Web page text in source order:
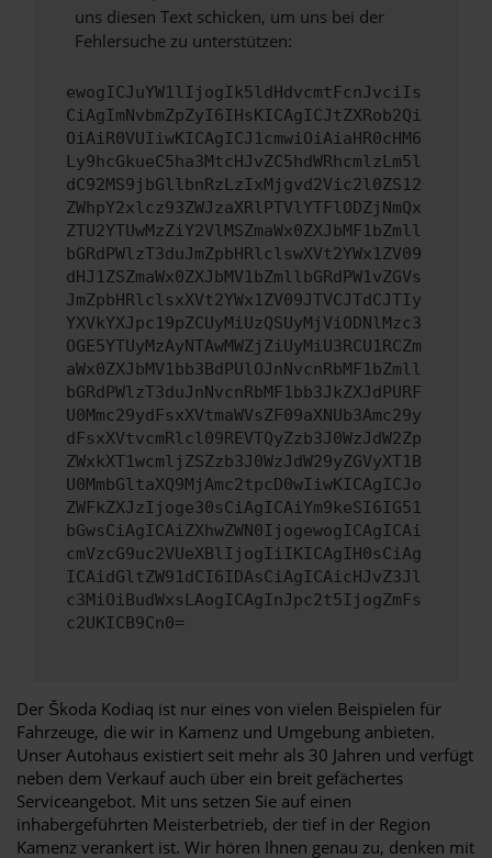
uns diesen Text schicken, um uns bei der
Fehlersuche zu unterstützen:
ewogICJuYW1lIjogIk5ldHdvcmtFcnJvciIs
CiAgImNvbmZpZyI6IHsKICAgICJtZXRob2Qi
OiAiR0VUIiwKICAgICJ1cmwiOiAiaHR0cHM6
Ly9hcGkueC5ha3MtcHJvZC5hdWRhcmlzLm5l
dC92MS9jbGllbnRzLzIxMjgvd2Vic2l0ZS12
ZWhpY2xlcz93ZWJzaXRlPTVlYTFlODZjNmQx
ZTU2YTUwMzZiY2VlMSZmaWx0ZXJbMF1bZmll
bGRdPWlzT3duJmZpbHRlclswXVt2YWx1ZV09
dHJ1ZSZmaWx0ZXJbMV1bZmllbGRdPW1vZGVs
JmZpbHRlclsxXVt2YWx1ZV09JTVCJTdCJTIy
YXVkYXJpc19pZCUyMiUzQSUyMjViODNlMzc3
OGE5YTUyMzAyNTAwMWZjZiUyMiU3RCU1RCZm
aWx0ZXJbMV1bb3BdPUlOJnNvcnRbMF1bZmll
bGRdPWlzT3duJnNvcnRbMF1bb3JkZXJdPURF
U0Mmc29ydFsxXVtmaWVsZF09aXNUb3Amc29y
dFsxXVtvcmRlcl09REVTQyZzb3J0WzJdW2Zp
ZWxkXT1wcmljZSZzb3J0WzJdW29yZGVyXT1B
U0MmbGltaXQ9MjAmc2tpcD0wIiwKICAgICJo
ZWFkZXJzIjoge30sCiAgICAiYm9keSI6IG51
bGwsCiAgICAiZXhwZWN0IjogewogICAgICAi
cmVzcG9uc2VUeXBlIjogIiIKICAgIH0sCiAg
ICAidGltZW91dCI6IDAsCiAgICAicHJvZ3Jl
c3MiOiBudWxsLAogICAgInJpc2t5IjogZmFs
c2UKICB9Cn0=
Der Škoda Kodiaq ist nur eines von vielen Beispielen für
Fahrzeuge, die wir in Kamenz und Umgebung anbieten.
Unser Autohaus existiert seit mehr als 30 Jahren und verfügt
neben dem Verkauf auch über ein breit gefächertes
Serviceangebot. Mit uns setzen Sie auf einen
inhabergeführten Meisterbetrieb, der tief in der Region
Kamenz verankert ist. Wir hören Ihnen genau zu, denken mit